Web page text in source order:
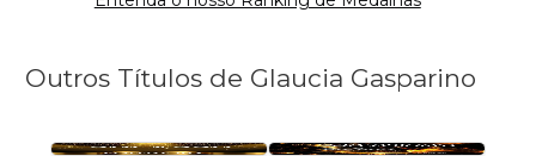
Outros Títulos de Glaucia Gasparino